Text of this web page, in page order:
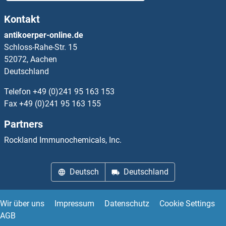
PCYOX1 Proteine
PCYOX1L Proteine
PCYT2 Proteine
PD-L1 Proteine
PDAP1 Proteine
PDCD2L Proteine
Kontakt
antikoerper-online.de
Schloss-Rahe-Str. 15
52072, Aachen
Deutschland
Telefon +49 (0)241 95 163 153
Fax +49 (0)241 95 163 155
Partners
Rockland Immunochemicals, Inc.
Deutsch Deutschland
Wir über uns Impressum Datenschutz
Cookie Settings
AGB